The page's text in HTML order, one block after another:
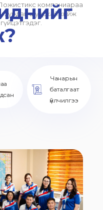
компаниараа
хурдан шуурхай хийж
гүйцэтгэдэг.
Чанарын
баталгаат
үйлчилгээ